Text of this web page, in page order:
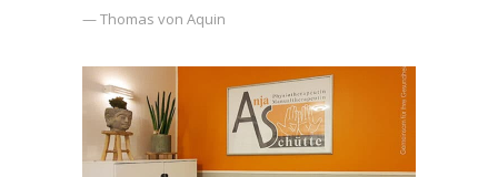
— Thomas von Aquin